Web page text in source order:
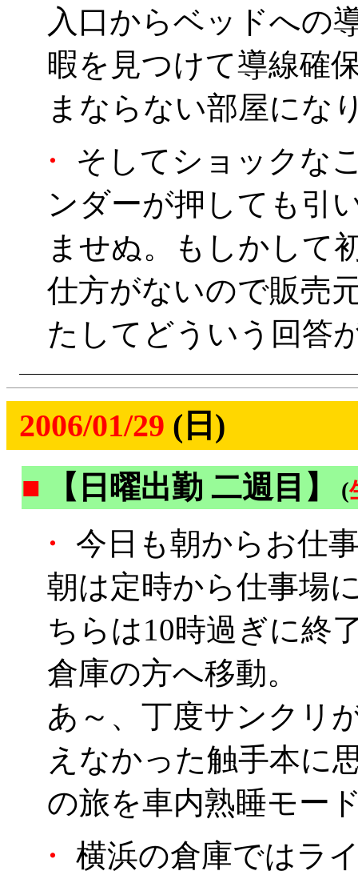
入口からベッドへの
暇を見つけて導線確
まならない部屋にな
・
そしてショックな
ンダーが押しても引
ませぬ。もしかして
仕方がないので販売
たしてどういう回答
2006/01/29 (日)
■ 【日曜出勤 二週目】 (
・
今日も朝からお仕
朝は定時から仕事場
ちらは10時過ぎに終
倉庫の方へ移動。
あ～、丁度サンク
えなかった触手本に
の旅を車内熟睡モー
・
横浜の倉庫ではラ